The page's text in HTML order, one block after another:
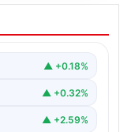
zaman
Sandığı
▲ +0.18%
▲ +0.32%
▲ +2.59%